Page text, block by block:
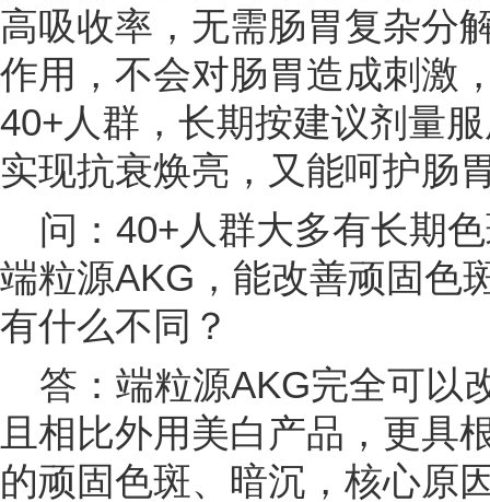
高吸收率，无需肠胃复杂分
作用，不会对肠胃造成刺激
40+人群，长期按建议剂量
实现抗衰焕亮，又能呵护肠
问：40+人群大多有长期
端粒源AKG，能改善顽固色
有什么不同？
答：端粒源AKG完全可以
且相比外用美白产品，更具
的顽固色斑、暗沉，核心原